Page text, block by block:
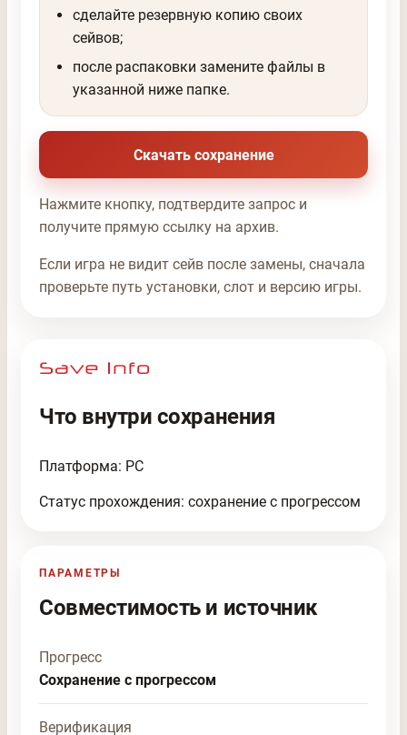
сделайте резервную копию своих
сейвов;
после распаковки замените файлы в
указанной ниже папке.
Скачать сохранение
Нажмите кнопку, подтвердите запрос и
получите прямую ссылку на архив.
Если игра не видит сейв после замены, сначала
проверьте путь установки, слот и версию игры.
Что внутри сохранения
Платформа: PC
Статус прохождения: сохранение с прогрессом
ПАРАМЕТРЫ
Совместимость и источник
Прогресс
Сохранение с прогрессом
Верификация